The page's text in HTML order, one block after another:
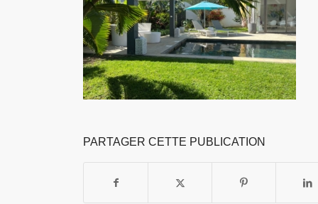
PARTAGER CETTE PUBLICATION